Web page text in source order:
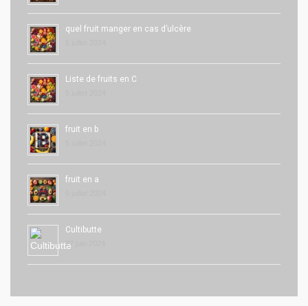
quel fruit manger en cas d’ulcère
Liste de fruits en C
fruit en b
fruit en a
Cultibutte
27 juin 2024